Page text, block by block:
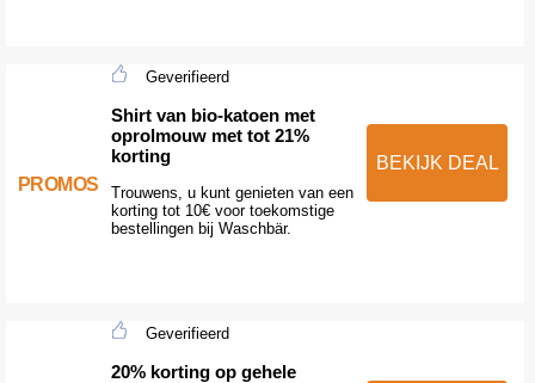
PROMOS
Geverifieerd
Shirt van bio-katoen met
oprolmouw met tot 21%
korting
Trouwens, u kunt genieten van een
korting tot 10€ voor toekomstige
bestellingen bij Waschbär.
BEKIJK DEAL
Geverifieerd
20% korting op gehele